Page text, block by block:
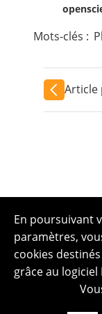
Mots-clés :
Article
En poursuivant
paramètres,
cookies
grâce au